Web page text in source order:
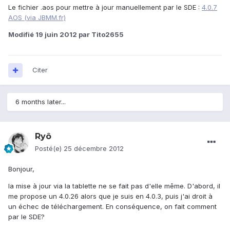
Le fichier .aos pour mettre à jour manuellement par le SDE : 4.0.7
AOS (via JBMM.fr)
Modifié 19 juin 2012 par Tito2655
Citer
6 months later...
Ryô
Posté(e) 25 décembre 2012
Bonjour,
la mise à jour via la tablette ne se fait pas d'elle même. D'abord, il
me propose un 4.0.26 alors que je suis en 4.0.3, puis j'ai droit à
un échec de téléchargement. En conséquence, on fait comment
par le SDE?